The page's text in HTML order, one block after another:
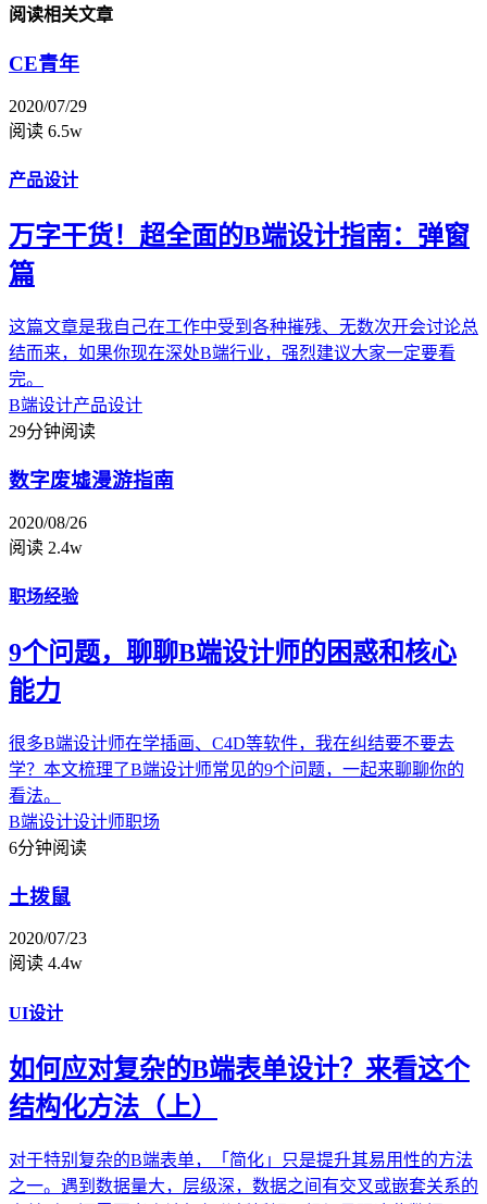
阅读相关文章
CE青年
2020/07/29
阅读 6.5w
产品设计
万字干货！超全面的B端设计指南：弹窗
篇
这篇文章是我自己在工作中受到各种摧残、无数次开会讨论总
结而来，如果你现在深处B端行业，强烈建议大家一定要看
完。
B端设计产品设计
29分钟阅读
数字废墟漫游指南
2020/08/26
阅读 2.4w
职场经验
9个问题，聊聊B端设计师的困惑和核心
能力
很多B端设计师在学插画、C4D等软件，我在纠结要不要去
学？本文梳理了B端设计师常见的9个问题，一起来聊聊你的
看法。
B端设计设计师职场
6分钟阅读
土拨鼠
2020/07/23
阅读 4.4w
UI设计
如何应对复杂的B端表单设计？来看这个
结构化方法（上）
对于特别复杂的B端表单，「简化」只是提升其易用性的方法
之一。遇到数据量大，层级深，数据之间有交叉或嵌套关系的